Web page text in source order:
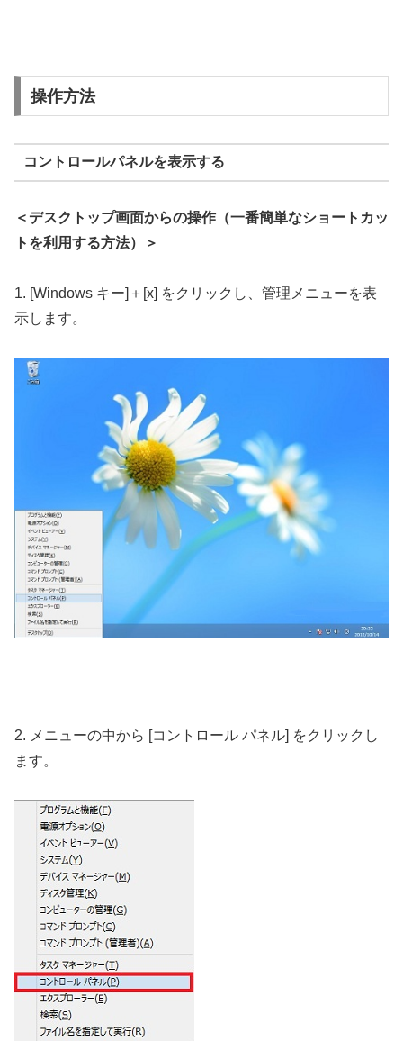
操作方法
コントロールパネルを表示する
＜デスクトップ画面からの操作（一番簡単なショートカッ
トを利用する方法）＞
1. [Windows キー]＋[x] をクリックし、管理メニューを表
示します。
2. メニューの中から [コントロール パネル] をクリックし
ます。